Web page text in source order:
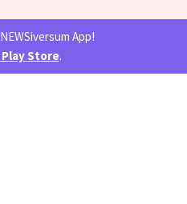
App!
Store.